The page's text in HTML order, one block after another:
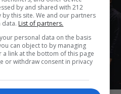
by and shared with 212
this site. We and our partners
data. List of partners.
personal data on the basis
can object to by managing
link at the bottom of this page
or withdraw consent in privacy